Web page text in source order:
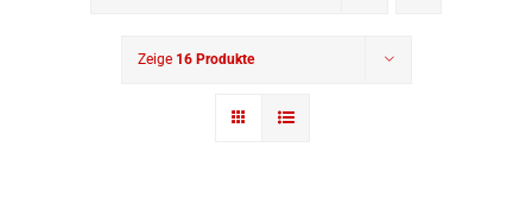
Zeige 16 Produkte